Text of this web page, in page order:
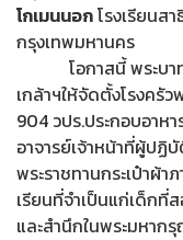
โกเมนนอกโรงเรียนส
กรุงเทพมหานคร
โอกาสนี้ พระบาทส
เกล้าฯให้จัดตั้งโรงครั
904 วปร.ประกอบอาห
อาจารย์เจ้าหน้าที่ผู้ปฏิ
พระราชทานกระเป๋าผ้
เรียนที่จำเป็นแก่เด็ก
และสำนึกในพระมหา